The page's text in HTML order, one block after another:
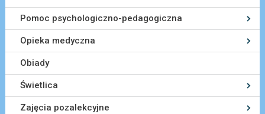
Pomoc psychologiczno-pedagogiczna
Opieka medyczna
Obiady
Świetlica
Zajęcia pozalekcyjne